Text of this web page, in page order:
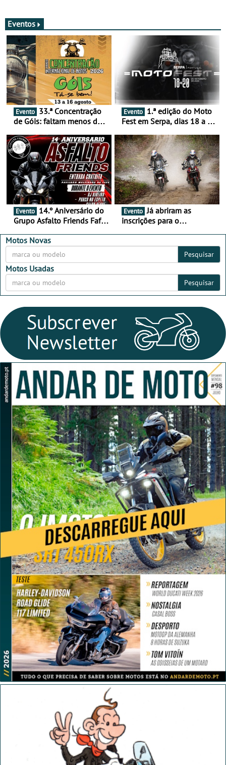
Eventos
Evento
de Góis: faltam menos de
16 de agosto
Evento
Fest em Serpa, dias 18 a 20
duas rodas invade o Baixo
Alentejo
Evento
Grupo Asfalto Friends Fafe,
2026
Evento Já abriram as
inscrições para o
Motos Novas
Pesquisar
Motos Usadas
Pesquisar